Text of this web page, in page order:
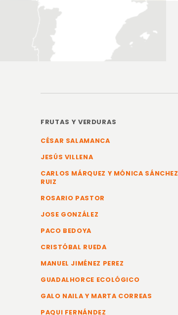
FRUTAS Y VERDURAS
CÉSAR SALAMANCA
JESÚS VILLENA
CARLOS MÁRQUEZ Y MÓNICA SÁNCHEZ
RUIZ
ROSARIO PASTOR
JOSE GONZÁLEZ
PACO BEDOYA
CRISTÓBAL RUEDA
MANUEL JIMÉNEZ PEREZ
GUADALHORCE ECOLÓGICO
GALO NAILA Y MARTA CORREAS
PAQUI FERNÁNDEZ